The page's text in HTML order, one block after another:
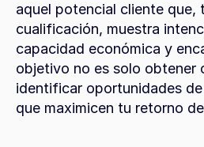
aquel potencial cliente que,
cualificación, muestra
capacidad económica y
objetivo no es solo obtener
identificar oportunidades
que maximicen tu retorno